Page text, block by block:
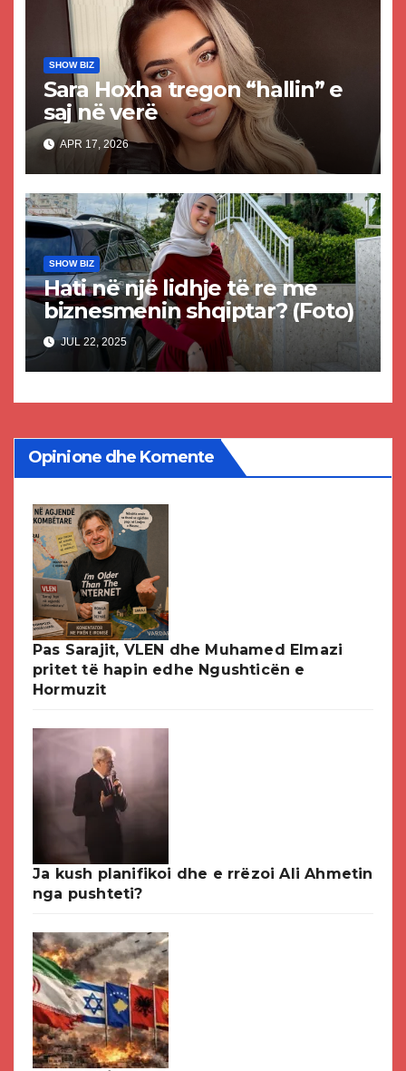
SHOW BIZ
Sara Hoxha tregon “hallin” e
saj në verë
APR 17, 2026
SHOW BIZ
Hati në një lidhje të re me
biznesmenin shqiptar? (Foto)
JUL 22, 2025
Opinione dhe Komente
Pas Sarajit, VLEN dhe Muhamed Elmazi
pritet të hapin edhe Ngushticën e
Hormuzit
Ja kush planifikoi dhe e rrëzoi Ali Ahmetin
nga pushteti?